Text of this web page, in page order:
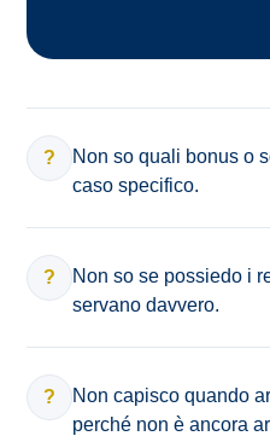
?
Non so quali bonus o
caso specifico.
?
Non so se possiedo i
servano davvero.
?
Non capisco quando
perché non è ancora